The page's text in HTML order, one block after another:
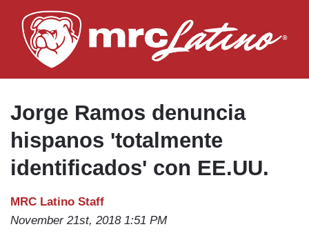
to
main
Jorge Ramos denuncia
hispanos 'totalmente
identificados' con EE.UU.
MRC Latino Staff
November 21st, 2018 1:51 PM